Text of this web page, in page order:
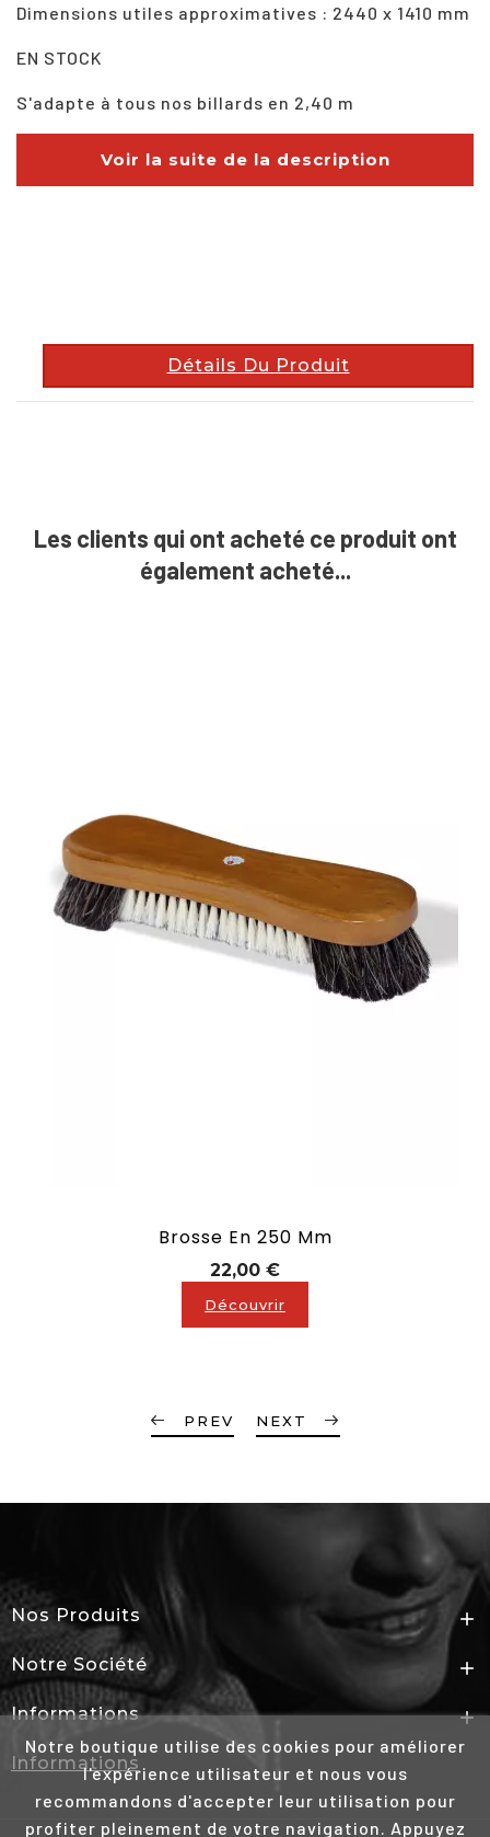
Notre boutique utilise des cookies pour améliorer
l'expérience utilisateur et nous vous
recommandons d'accepter leur utilisation pour
profiter pleinement de votre navigation. Appuyez
Dimensions utiles approximatives : 2440 x 1410 mm
EN STOCK
S'adapte à tous nos billards en 2,40 m
Voir la suite de la description
Détails Du Produit
Les clients qui ont acheté ce produit ont
également acheté...
Brosse En 250 Mm
22,00 €Prix
Découvrir
PREV NEXT
Nos Produits 
Notre Société 
Informations 
Informations